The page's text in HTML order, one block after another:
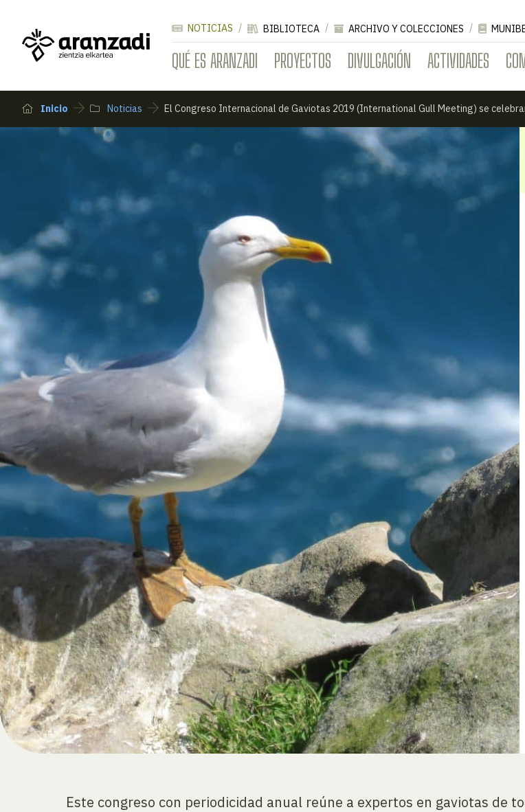
QUÉ ES ARANZADI PROYECTOS DIVULGACIÓN ACTIVIDADES
NOTICIAS BIBLIOTECA ARCHIVO Y COLECCIONES
Inicio Noticias El Congreso Internacional de Gaviotas 2019 (International Gull Meeting) se
Este congreso con periodicidad anual reúne a expertos en gaviotas de